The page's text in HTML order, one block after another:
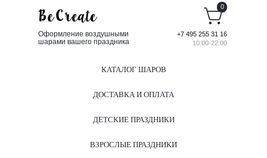
Оформление воздушными
шарами вашего праздника
+7 495 255 31 16
10:00-22:00
0
КАТАЛОГ ШАРОВ
ДОСТАВКА И ОПЛАТА
ДЕТСКИЕ ПРАЗДНИКИ
ВЗРОСЛЫЕ ПРАЗДНИКИ